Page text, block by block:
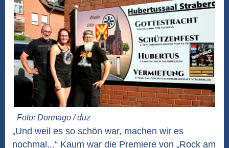
Foto: Dormago / duz
„Und weil es so schön war, machen wir es
nochmal...“ Kaum war die Premiere von „Rock am